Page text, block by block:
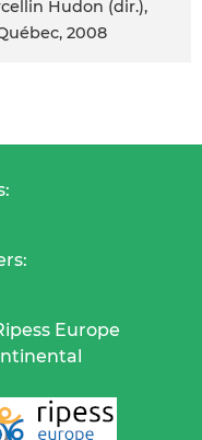
Hudon (dir.),
2008
Europe